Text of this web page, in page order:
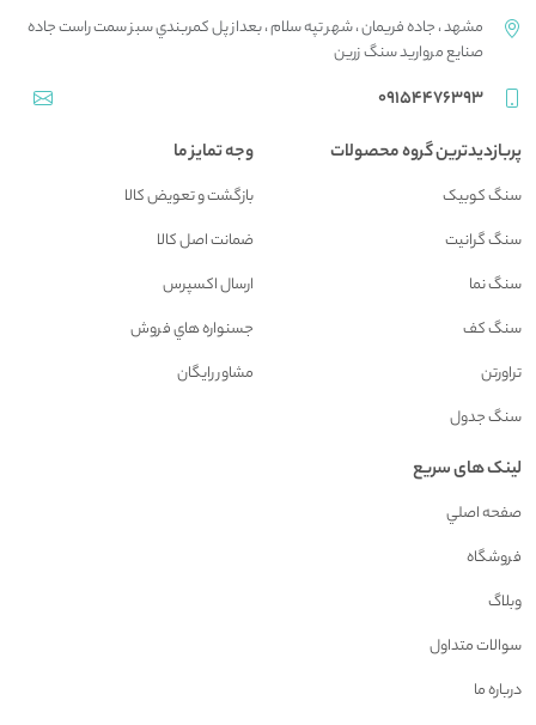
مشهد ، جاده فريمان ، شهر تپه سلام ، بعداز پل کمربندي سبز سمت راست جاده
صنايع مرواريد سنگ زرين
09154476393
پربازدیدترین گروه محصولات
سنگ کوبیک
سنگ گرانیت
سنگ نما
سنگ کف
تراورتن
سنگ جدول
وجه تمایز ما
بازگشت و تعويض کالا
ضمانت اصل کالا
ارسال اکسپرس
جسنواره هاي فروش
مشاور رايگان
لینک های سریع
صفحه اصلي
فروشگاه
وبلاگ
سوالات متداول
درباره ما